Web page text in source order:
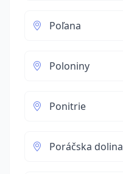
Poľana
Poloniny
Ponitrie
Poráčska dolina